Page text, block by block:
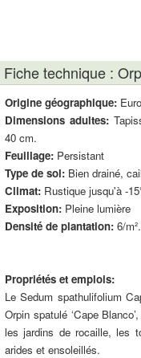
Fiche technique :
Origine géographique:
Dimensions adultes:
40 cm.
Feuillage: Persistant
Type de sol: Bien drainé,
Climat: Rustique jusqu'à -
Exposition: Pleine lumière
Densité de plantation: 6/m².
Propriétés et emplois:
Le Sedum spathulifolium
Orpin spatulé ‘Cape
les jardins de rocaille, les
arides et ensoleillés.